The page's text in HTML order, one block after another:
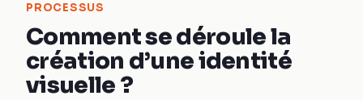
PROCESSUS
Comment se déroule la
création d’une identité
visuelle ?